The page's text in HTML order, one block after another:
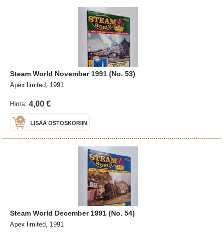
Steam World November 1991 (No. 53)
Apex limited, 1991
Hinta: 4,00 €
LISÄÄ OSTOSKORIIN
Steam World December 1991 (No. 54)
Apex limited, 1991